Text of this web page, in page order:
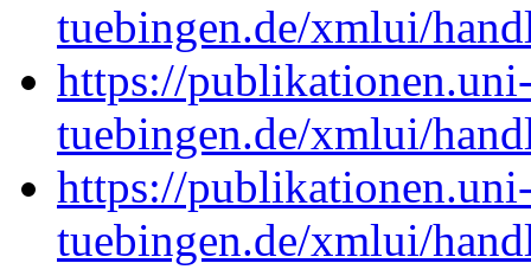
tuebingen.de/xmlui/
https://
tuebingen.de/xmlui/
https://
tuebingen.de/xmlui/